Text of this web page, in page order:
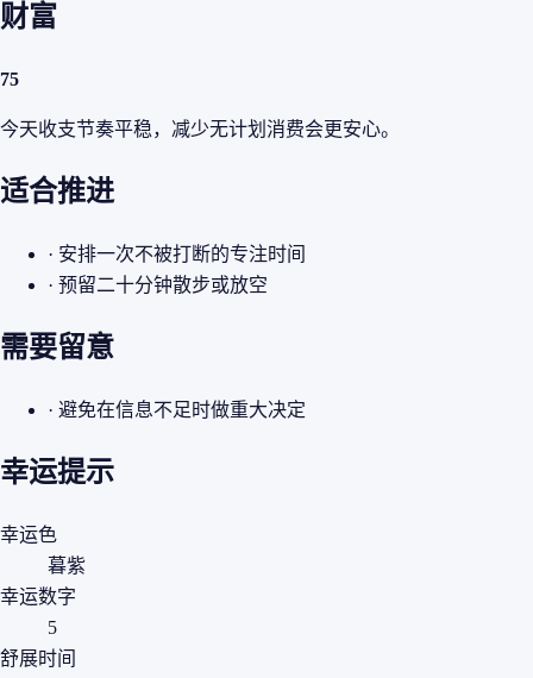
财富
75
今天收支节奏平稳，减少无计划消费会更安心。
适合推进
· 安排一次不被打断的专注时间
· 预留二十分钟散步或放空
需要留意
· 避免在信息不足时做重大决定
幸运提示
幸运色
暮紫
幸运数字
5
舒展时间